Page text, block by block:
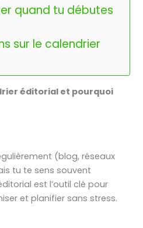
quand tu débutes
sur le calendrier
éditorial et pourquoi
(blog, réseaux
tu te sens souvent
est l’outil clé pour
et planifier sans stress.